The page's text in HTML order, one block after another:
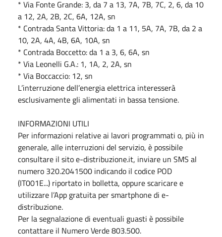
* Via Fonte Grande: 3, da 7 a 13, 7A, 7B, 7C, 2, 6, da 10
a 12, 2A, 2B, 2C, 6A, 12A, sn
* Contrada Santa Vittoria: da 1 a 11, 5A, 7A, 7B, da 2 a
10, 2A, 4A, 4B, 6A, 10A, sn
* Contrada Boccetto: da 1 a 3, 6, 6A, sn
* Via Leonelli G.A.: 1, 1A, 2, 2A, sn
* Via Boccaccio: 12, sn
L’interruzione dell’energia elettrica interesserà
esclusivamente gli alimentati in bassa tensione.
INFORMAZIONI UTILI
Per informazioni relative ai lavori programmati o, più in
generale, alle interruzioni del servizio, è possibile
consultare il sito e-distribuzione.it, inviare un SMS al
numero 320.2041500 indicando il codice POD
(IT001E...) riportato in bolletta, oppure scaricare e
utilizzare l’App gratuita per smartphone di e-
distribuzione.
Per la segnalazione di eventuali guasti è possibile
contattare il Numero Verde 803.500.